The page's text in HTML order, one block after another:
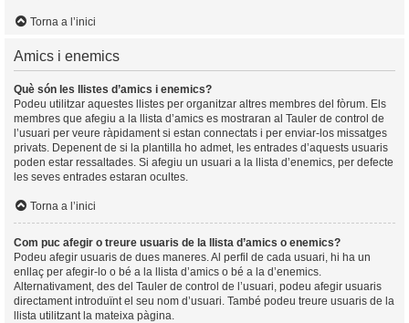
Torna a l’inici
Amics i enemics
Què són les llistes d’amics i enemics?
Podeu utilitzar aquestes llistes per organitzar altres membres del fòrum. Els
membres que afegiu a la llista d’amics es mostraran al Tauler de control de
l’usuari per veure ràpidament si estan connectats i per enviar-los missatges
privats. Depenent de si la plantilla ho admet, les entrades d’aquests usuaris
poden estar ressaltades. Si afegiu un usuari a la llista d’enemics, per defecte
les seves entrades estaran ocultes.
Torna a l’inici
Com puc afegir o treure usuaris de la llista d’amics o enemics?
Podeu afegir usuaris de dues maneres. Al perfil de cada usuari, hi ha un
enllaç per afegir-lo o bé a la llista d’amics o bé a la d’enemics.
Alternativament, des del Tauler de control de l’usuari, podeu afegir usuaris
directament introduïnt el seu nom d’usuari. També podeu treure usuaris de la
llista utilitzant la mateixa pàgina.